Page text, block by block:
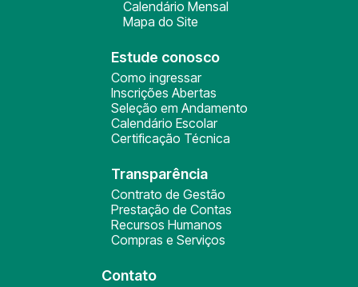
Calendário Mensal
Mapa do Site
Estude conosco
Como ingressar
Inscrições Abertas
Seleção em Andamento
Calendário Escolar
Certificação Técnica
Transparência
Contrato de Gestão
Prestação de Contas
Recursos Humanos
Compras e Serviços
Contato